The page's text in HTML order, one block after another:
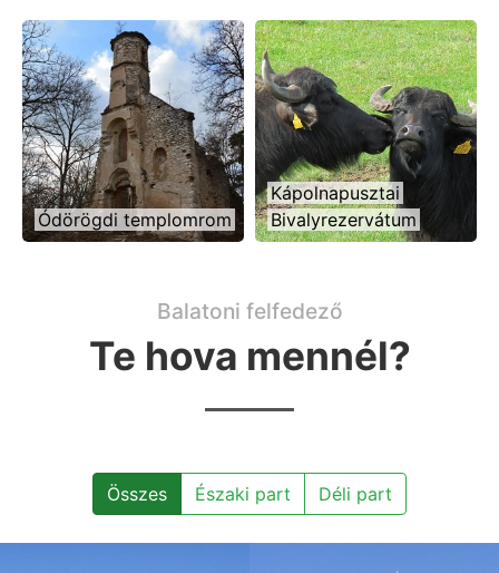
Ódörögdi templomrom
Kápolnapusztai
Bivalyrezervátum
Balatoni felfedező
Te hova mennél?
Összes Északi part Déli part